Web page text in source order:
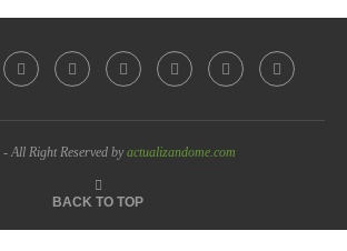
All Right Reserved byactualizandome.com
BACK TO TOP